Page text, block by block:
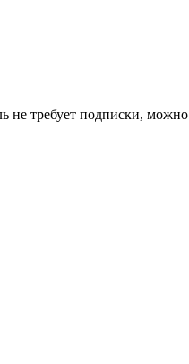
не требует подписки, можно